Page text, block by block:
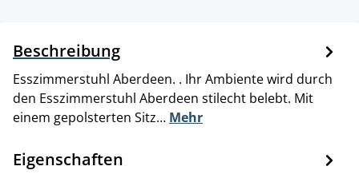
Beschreibung
Esszimmerstuhl Aberdeen. . Ihr Ambiente wird durch
den Esszimmerstuhl Aberdeen stilecht belebt. Mit
einem gepolsterten Sitz… Mehr
Eigenschaften